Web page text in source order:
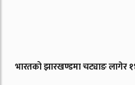
भारतको झारखण्डमा चट्याङ लागेर